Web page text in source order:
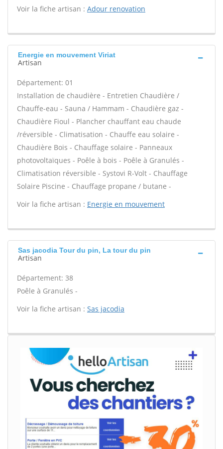
Voir la fiche artisan : Adour renovation
Energie en mouvement Viriat
Artisan
Département: 01
Installation de chaudière - Entretien Chaudière /
Chauffe-eau - Sauna / Hammam - Chaudière gaz -
Chaudière Fioul - Plancher chauffant eau chaude
/réversible - Climatisation - Chauffe eau solaire -
Chaudière Bois - Chauffage solaire - Panneaux
photovoltaïques - Poêle à bois - Poêle à Granulés -
Climatisation réversible - Systovi R-Volt - Chauffage
Solaire Piscine - Chauffage propane / butane -
Voir la fiche artisan : Energie en mouvement
Sas jacodia Tour du pin, La tour du pin
Artisan
Département: 38
Poêle à Granulés -
Voir la fiche artisan : Sas jacodia